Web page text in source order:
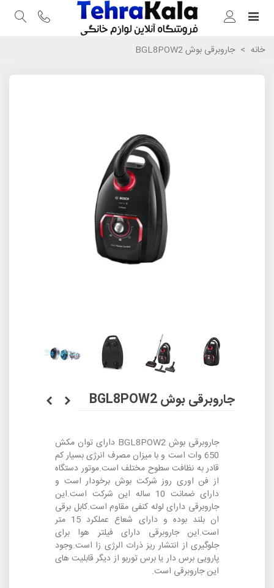
خانه > جاروبرقی بوش BGL8POW2
جاروبرقی بوش BGL8POW2
جاروبرقی بوش BGL8POW2 دارای توان مکش
650 وات است و با میزان مصرف انرژی بسیار کم
قادر به نظافت سطوح مختلف است.موتور دستگاه
از فن اوری روز شرکت بوش برخودار است و
دارای ضمانت 10 ساله این شرکت است.این
جاروبرقی دارای لوله کنفی مقاوم است.کابل برقی
ان بلند بوده و دارای شعاع عملکرد 15 متر
است.این جاروبرقی دارای فیلتر هوا برای
جلوگیری از انتشار ریز ذرات الرژی زا است.وجود
پارویی برس دار یا برس توربو از دیگر قابلیت های
این جاروبرقی است.